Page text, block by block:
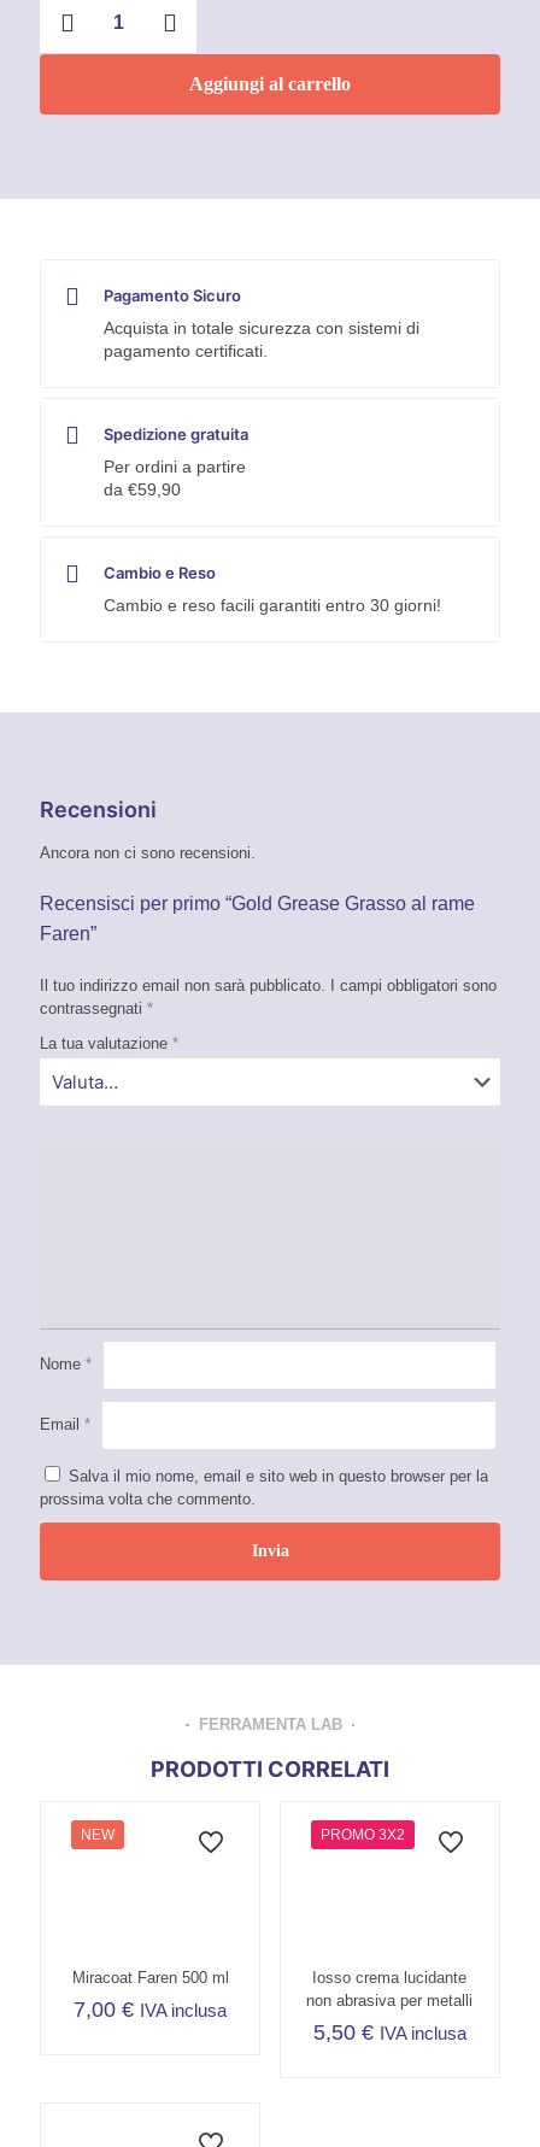
Faren
Aggiungi al carrello
Pagamento Sicuro
Acquista in totale sicurezza con sistemi di
pagamento certificati.
Spedizione gratuita
Per ordini a partire
da €59,90
Cambio e Reso
Cambio e reso facili garantiti entro 30 giorni!
Recensioni
Ancora non ci sono recensioni.
Recensisci per primo “Gold Grease Grasso al rame
Faren”
Il tuo indirizzo email non sarà pubblicato. I campi obbligatori sono
contrassegnati *
La tua valutazione *
Nome *
Email *
Salva il mio nome, email e sito web in questo browser per la
prossima volta che commento.
FERRAMENTA LAB
PRODOTTI CORRELATI
NEW
Miracoat Faren 500 ml
7,00€ IVA inclusa
PROMO 3X2
Iosso crema lucidante
non abrasiva per metalli
5,50 € IVA inclusa